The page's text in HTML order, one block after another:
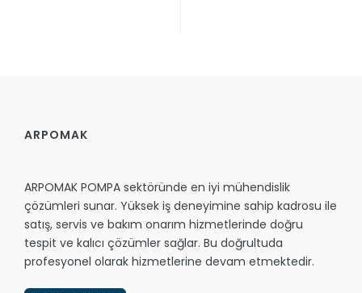
ARPOMAK
ARPOMAK POMPA sektöründe en iyi mühendislik
çözümleri sunar. Yüksek iş deneyimine sahip kadrosu ile
satış, servis ve bakım onarım hizmetlerinde doğru
tespit ve kalıcı çözümler sağlar. Bu doğrultuda
profesyonel olarak hizmetlerine devam etmektedir.